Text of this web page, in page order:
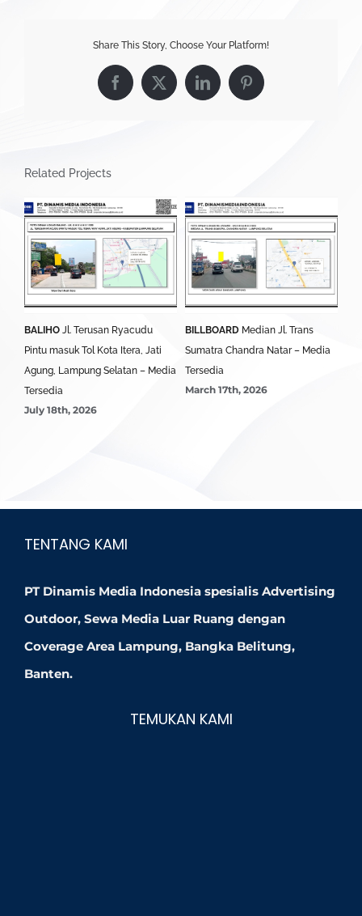
Share This Story, Choose Your Platform!
Facebook
X LinkedInPinterest
Related Projects
BALIHO Jl. Terusan Ryacudu
Pintu masuk Tol Kota Itera, Jati
Agung, Lampung Selatan – Media
Tersedia
July 18th, 2026
BILLBOARD Median Jl. Trans
Sumatra Chandra Natar – Media
Tersedia
March 17th, 2026
TENTANG KAMI
PT Dinamis Media Indonesia spesialis Advertising
Outdoor, Sewa Media Luar Ruang dengan
Coverage Area Lampung, Bangka Belitung,
Banten.
TEMUKAN KAMI